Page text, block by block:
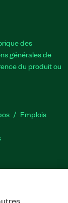
des
générales de
du produit ou
Emplois